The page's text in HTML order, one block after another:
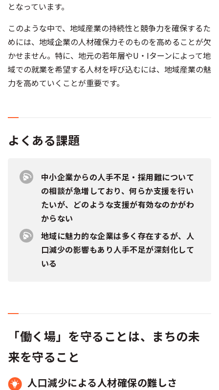
となっています。
このような中で、地域産業の持続性と競争力を確保するた
めには、地域企業の人材確保力そのものを高めることが欠
かせません。特に、地元の若年層やU・Iターンによって地
域での就業を希望する人材を呼び込むには、地域産業の魅
力を高めていくことが重要です。
よくある課題
中小企業からの人手不足・採用難について
の相談が急増しており、何らか支援を行い
たいが、どのような支援が有効なのかがわ
からない
地域に魅力的な企業は多く存在するが、人
口減少の影響もあり人手不足が深刻化して
いる
「働く場」を守ることは、まちの未
来を守ること
人口減少による人材確保の難しさ